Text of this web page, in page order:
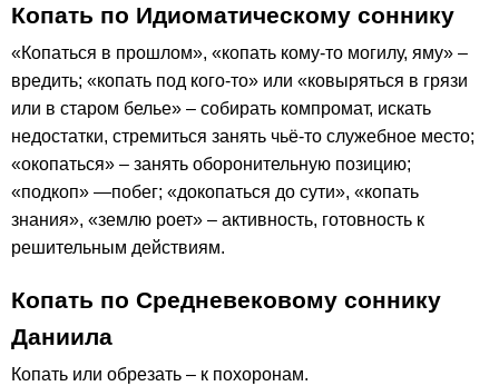
Копать по Идиоматическому соннику
«Копаться в прошлом», «копать кому-то могилу, яму» –
вредить; «копать под кого-то» или «ковыряться в грязи
или в старом белье» – собирать компромат, искать
недостатки, стремиться занять чьё-то служебное место;
«окопаться» – занять оборонительную позицию;
«подкоп» —побег; «докопаться до сути», «копать
знания», «землю роет» – активность, готовность к
решительным действиям.
Копать по Средневековому соннику
Даниила
Копать или обрезать – к похоронам.